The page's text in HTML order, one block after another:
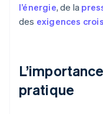
l’énergie, de la
des exigences
pratique